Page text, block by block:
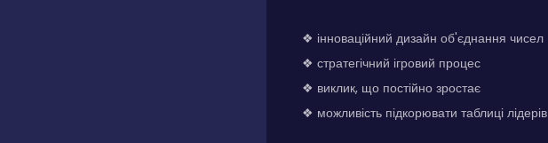
❖ інноваційний дизайн об'єднання чисел
❖ стратегічний ігровий процес
❖ виклик, що постійно зростає
❖ можливість підкорювати таблиці лідерів